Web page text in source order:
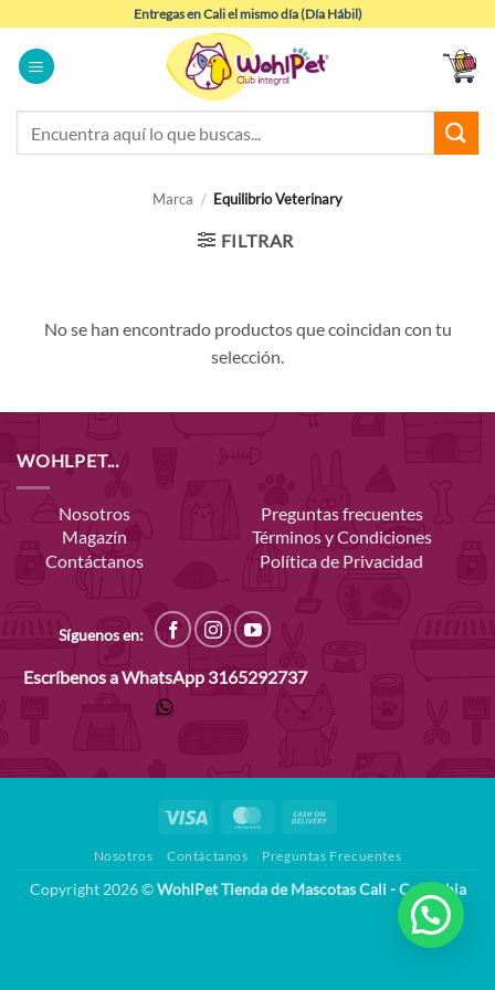
contenido
Entregas en Cali el mismo día (Día Hábil)
Marca / Equilibrio Veterinary
FILTRAR
No se han encontrado productos que coincidan con tu
selección.
WOHLPET...
Nosotros
Magazín
Contáctanos
Preguntas frecuentes
Términos y Condiciones
Política de Privacidad
Síguenos en:
Escríbenos a WhatsApp 3165292737
Visa MasterCard
Delivery
Nosotros Contáctanos Preguntas Frecuentes
Copyright 2026 ©WohlPet Tienda de Mascotas Cali - Colombia